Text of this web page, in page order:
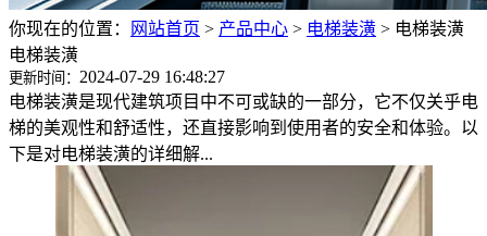
你现在的位置： 网站首页 > 产品中心 > 电梯装潢 > 电梯装潢
电梯装潢
更新时间： 2024-07-29 16:48:27
电梯装潢是现代建筑项目中不可或缺的一部分，它不仅关乎电
梯的美观性和舒适性，还直接影响到使用者的安全和体验。以
下是对电梯装潢的详细解...